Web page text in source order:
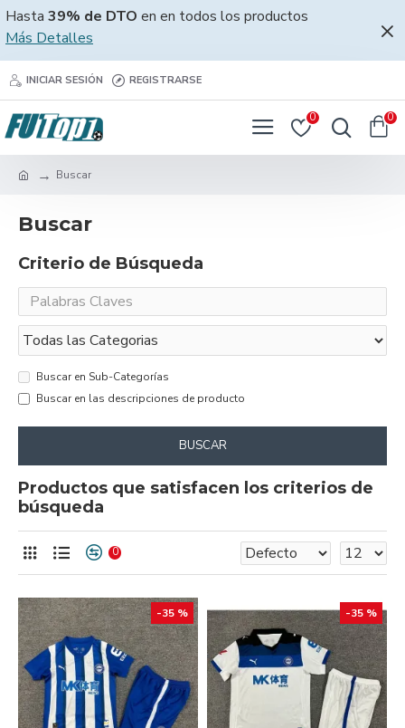
Hasta 39% de DTO en en todos los productos
Más Detalles
INICIAR SESIÓN REGISTRARSE
0 0
Buscar
Buscar
Criterio de Búsqueda
Buscar en Sub-Categorías
Buscar en las descripciones de producto
BUSCAR
Productos que satisfacen los criterios de
búsqueda
0
-35 % -35 %